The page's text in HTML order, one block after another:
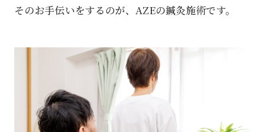
そのお手伝いをするのが、AZEの鍼灸施術です。